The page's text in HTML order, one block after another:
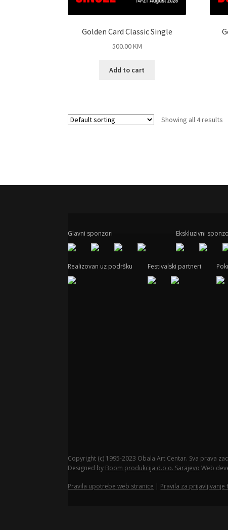
Golden Card Classic Single
500.00KM
Add to cart
Showing all 4 results
Glavni sponzori Ekskluzivni
Realizovan uz podršku Festivalski partneri
Copyright (c) 1995-2023 Obala Art Centar. Sva prava
Designed by Boom produkcija d.o.o. Sarajevo Web
Pravila upotrebe web stranice | Pravila za prijavljivanje